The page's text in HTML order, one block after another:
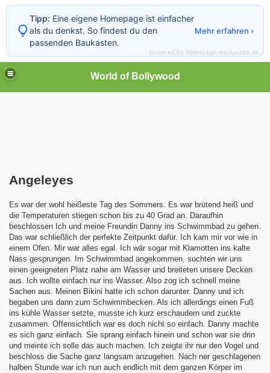
World of Bollywood
Angeleyes
Es war der wohl heißeste Tag des Sommers. Es war brütend heiß und
die Temperaturen stiegen schon bis zu 40 Grad an. Daraufhin
beschlossen Ich und meine Freundin Danny ins Schwimmbad zu gehen.
Das war schließlich der perfekte Zeitpunkt dafür. Ich kam mir vor wie in
einem Ofen. Mir war alles egal. Ich wär sogar mit Klamotten ins kalte
Nass gesprungen. Im Schwimmbad angekommen, suchten wir uns
einen geeigneten Platz nahe am Wasser und breiteten unsere Decken
aus. Ich wollte einfach nur ins Wasser. Also zog ich schnell meine
Sachen aus. Meinen Bikini hatte ich schon darunter. Danny und ich
begaben uns dann zum Schwimmbecken. Als ich allerdings einen Fuß
ins kühle Wasser setzte, musste ich kurz erschaudern und zuckte
zusammen. Offensichtlich war es doch nicht so einfach. Danny machte
es sich ganz einfach. Sie sprang einfach hinein und schon war sie drin
und meinte ich solle das auch machen. Ich zeigte ihr nur den Vogel und
beschloss die Sache ganz langsam anzugehen. Nach ner geschlagenen
halben Stunde war ich nun auch endlich mit dem ganzen Körper im
Tipp: Eine eigene Homepage ist einfacher
als du denkst. So findest du den
passenden Baukasten.
Mehr erfahren ›
powered by homepage-baukasten.de